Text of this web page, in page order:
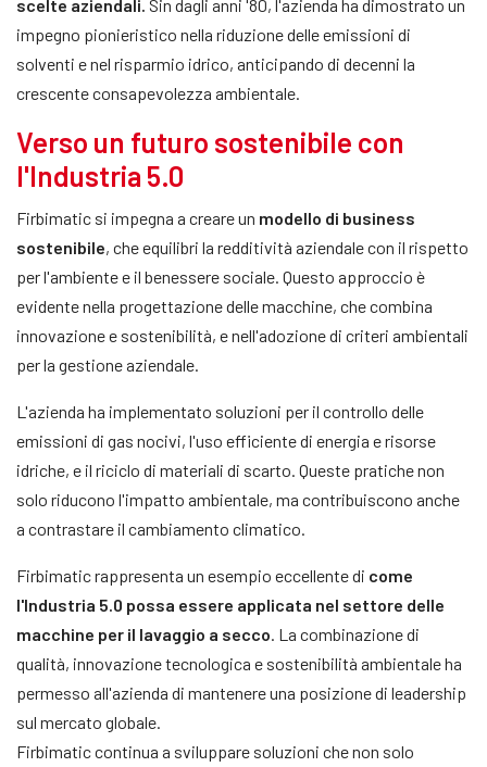
scelte aziendali. Sin dagli anni '80, l'azienda ha dimostrato un
impegno pionieristico nella riduzione delle emissioni di
solventi e nel risparmio idrico, anticipando di decenni la
crescente consapevolezza ambientale.
Verso un futuro sostenibile con
l'Industria 5.0
Firbimatic si impegna a creare un modello di business
sostenibile, che equilibri la redditività aziendale con il rispetto
per l'ambiente e il benessere sociale. Questo approccio è
evidente nella progettazione delle macchine, che combina
innovazione e sostenibilità, e nell'adozione di criteri ambientali
per la gestione aziendale.
L'azienda ha implementato soluzioni per il controllo delle
emissioni di gas nocivi, l'uso efficiente di energia e risorse
idriche, e il riciclo di materiali di scarto. Queste pratiche non
solo riducono l'impatto ambientale, ma contribuiscono anche
a contrastare il cambiamento climatico.
Firbimatic rappresenta un esempio eccellente di come
l'Industria 5.0 possa essere applicata nel settore delle
macchine per il lavaggio a secco . La combinazione di
qualità, innovazione tecnologica e sostenibilità ambientale ha
permesso all'azienda di mantenere una posizione di leadership
sul mercato globale.
Firbimatic continua a sviluppare soluzioni che non solo